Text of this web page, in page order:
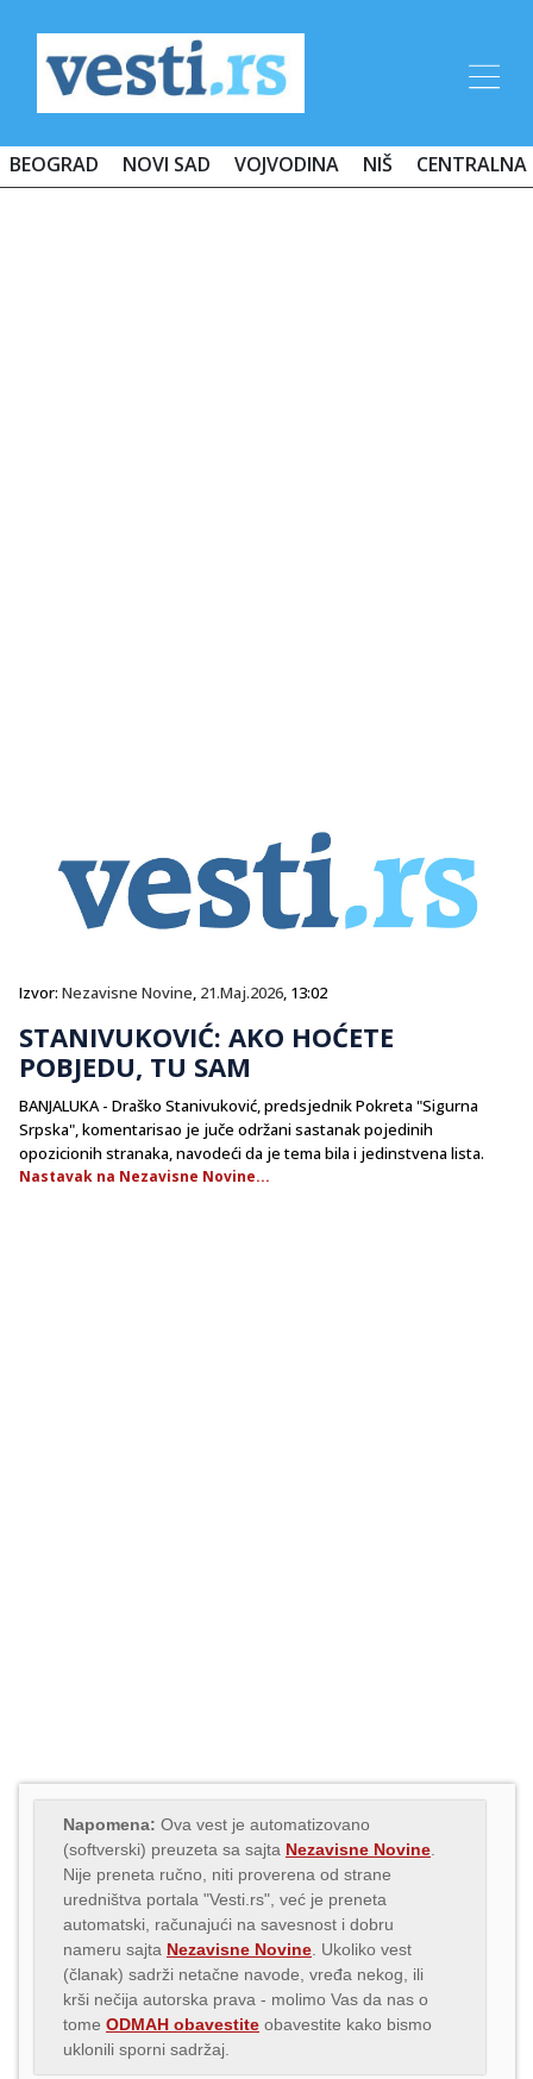
BEOGRAD NOVI SAD VOJVODINA NIŠ CENTRALNA
Izvor: Nezavisne Novine, 21.Maj.2026, 13:02
STANIVUKOVIĆ: AKO HOĆETE
POBJEDU, TU SAM
BANJALUKA - Draško Stanivuković, predsjednik Pokreta "Sigurna
Srpska", komentarisao je juče održani sastanak pojedinih
opozicionih stranaka, navodeći da je tema bila i jedinstvena lista.
Nastavak na Nezavisne Novine...
Napomena: Ova vest je automatizovano
(softverski) preuzeta sa sajta Nezavisne Novine
Nije preneta ručno, niti proverena od strane
uredništva portala "Vesti.rs", već je preneta
automatski, računajući na savesnost i dobru
nameru sajta Nezavisne Novine . Ukoliko vest
(članak) sadrži netačne navode, vređa nekog, ili
krši nečija autorska prava - molimo Vas da nas o
tome ODMAH obavestite obavestite kako bismo
uklonili sporni sadržaj.